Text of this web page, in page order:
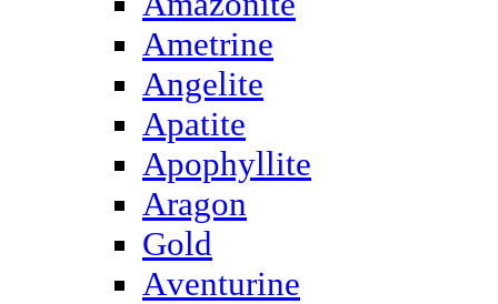
Ametrine
Angelite
Apatite
Apophyllite
Aragon
Gold
Аventurine